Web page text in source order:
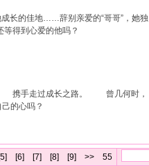
成长的佳地……辞别亲爱的“哥哥”，她独
得到心爱的他吗？
携手走过成长之路。 曾几何时，
心吗？
[6] [7] [8] [9] >> 55